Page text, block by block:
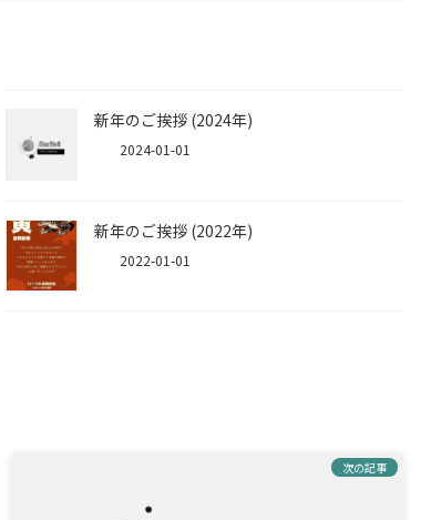
新年のご挨拶 (2024年)
2024-01-01
新年のご挨拶 (2022年)
2022-01-01
次の記事